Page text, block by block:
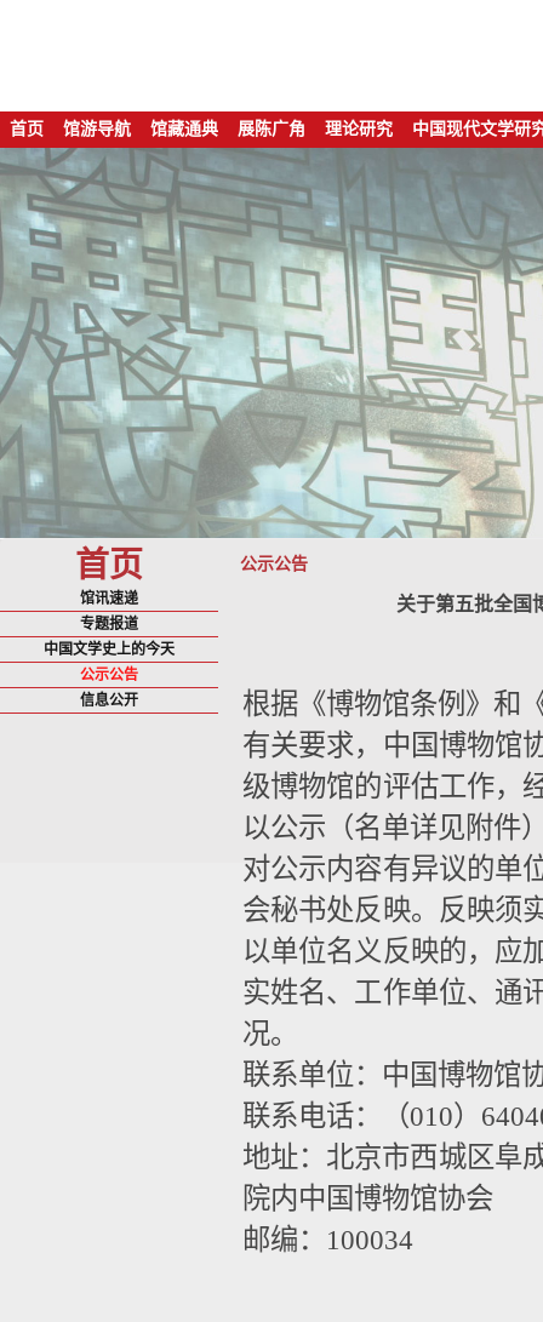
首页 馆游导航 馆藏通典 展陈广角 理论研究 中国现代文学研
首页 公示公告
馆讯速递
专题报道
中国文学史上的今天
公示公告
信息公开
关于第五批全国
根据《博物馆条例》和
有关要求，中国博物馆
级博物馆的评估工作，
以公示（名单详见附件
对公示内容有异议的单
会秘书处反映。反映须
以单位名义反映的，应
实姓名、工作单位、通
况。
联系单位：中国博物馆
联系电话：（010）
地址：北京市西城区阜
院内中国博物馆协会
邮编：100034